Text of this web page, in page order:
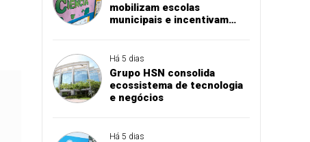
mobilizam escolas
municipais e incentivam
Há 5 dias
Grupo HSN consolida
ecossistema de tecnologia
e negócios
Há 5 dias